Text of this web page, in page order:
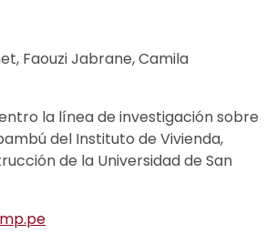
Faouzi Jabrane, Camila
la línea de investigación sobre
del Instituto de Vivienda,
de la Universidad de San